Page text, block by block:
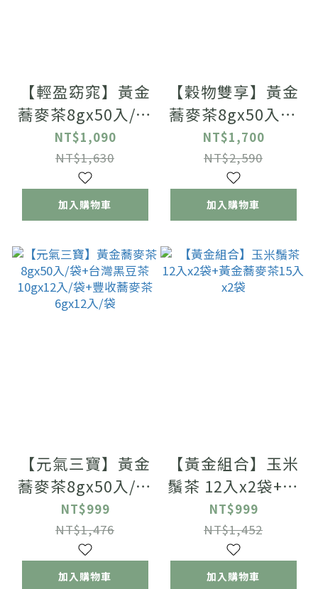
【輕盈窈窕】黃金
蕎麥茶8gx50入/袋
+纖美鳳梨瑪黛茶
2.5gx12入/袋+纖
美香橙瑪黛茶
2gx12入/袋
NT$1,090
NT$1,630
加入購物車
【穀物雙享】黃金
蕎麥茶8gx50入x2
袋+黃金穀物國寶
茶5gx12入x2袋
NT$1,700
NT$2,590
加入購物車
【元氣三寶】黃金
蕎麥茶8gx50入/袋
+台灣黑豆茶
10gx12入/袋+豐
收蕎麥茶6gx12入/
袋
NT$999
NT$1,476
加入購物車
【黃金組合】玉米
鬚茶 12入x2袋+黃
金蕎麥茶15入x2袋
NT$999
NT$1,452
加入購物車